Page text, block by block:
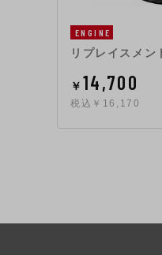
ENGINE
リプレイスメン
￥ 14,700
税込￥16,170